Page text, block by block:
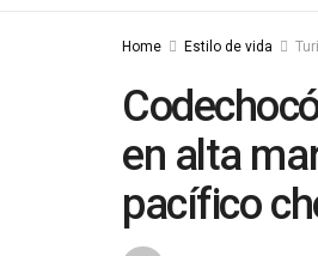
Home Estilo de vida
en alta
pacífico